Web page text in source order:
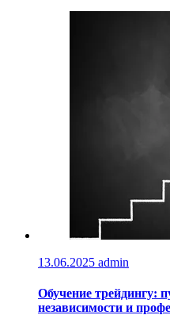
13.06.2025 admin
Обучение трейдингу:
независимости и